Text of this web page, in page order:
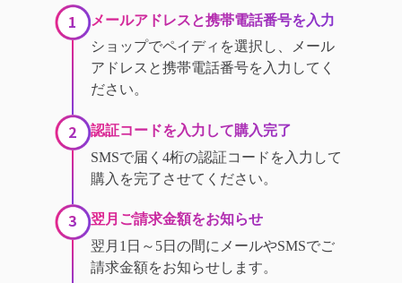
1
メールアドレスと携帯電話番号を入力
ショップでペイディを選択し、メール
アドレスと携帯電話番号を入力してく
ださい。
2
認証コードを入力して購入完了
SMSで届く4桁の認証コードを入力して
購入を完了させてください。
3
翌月ご請求金額をお知らせ
翌月1日～5日の間にメールやSMSでご
請求金額をお知らせします。